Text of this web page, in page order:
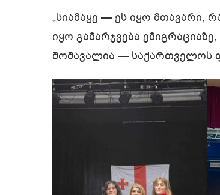
„სიამაყე — ეს იყო მთავარი,
იყო გამარჯვება
მომავალია — საქართველოს